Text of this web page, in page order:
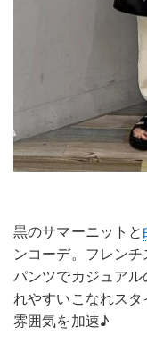
黒のサマーニットと
ンコーデ。フレン
パンツでカジュア
れやすいこなれス
雰囲気を加速♪